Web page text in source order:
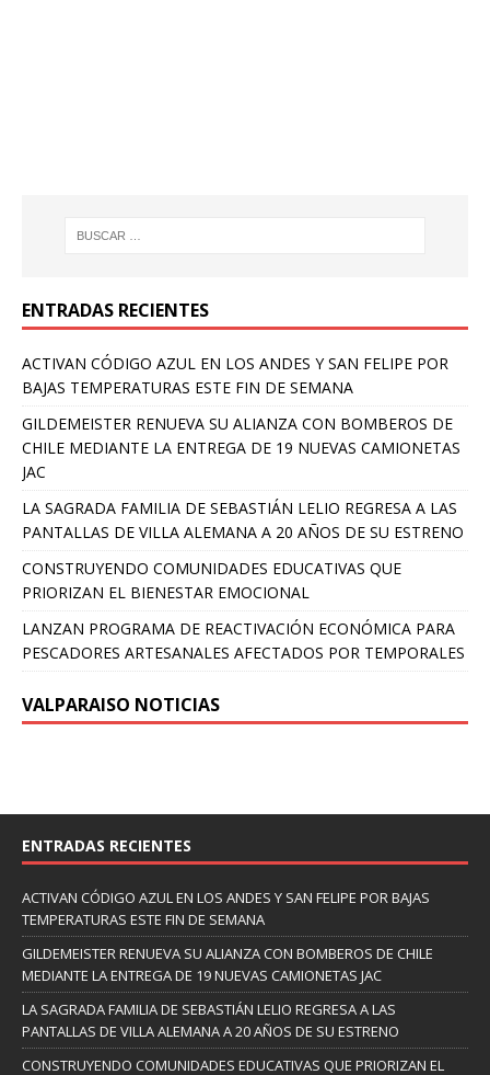
ENTRADAS RECIENTES
ACTIVAN CÓDIGO AZUL EN LOS ANDES Y SAN FELIPE POR
BAJAS TEMPERATURAS ESTE FIN DE SEMANA
GILDEMEISTER RENUEVA SU ALIANZA CON BOMBEROS DE
CHILE MEDIANTE LA ENTREGA DE 19 NUEVAS CAMIONETAS
JAC
LA SAGRADA FAMILIA DE SEBASTIÁN LELIO REGRESA A LAS
PANTALLAS DE VILLA ALEMANA A 20 AÑOS DE SU ESTRENO
CONSTRUYENDO COMUNIDADES EDUCATIVAS QUE
PRIORIZAN EL BIENESTAR EMOCIONAL
LANZAN PROGRAMA DE REACTIVACIÓN ECONÓMICA PARA
PESCADORES ARTESANALES AFECTADOS POR TEMPORALES
VALPARAISO NOTICIAS
ENTRADAS RECIENTES
ACTIVAN CÓDIGO AZUL EN LOS ANDES Y SAN FELIPE POR BAJAS
TEMPERATURAS ESTE FIN DE SEMANA
GILDEMEISTER RENUEVA SU ALIANZA CON BOMBEROS DE CHILE
MEDIANTE LA ENTREGA DE 19 NUEVAS CAMIONETAS JAC
LA SAGRADA FAMILIA DE SEBASTIÁN LELIO REGRESA A LAS
PANTALLAS DE VILLA ALEMANA A 20 AÑOS DE SU ESTRENO
CONSTRUYENDO COMUNIDADES EDUCATIVAS QUE PRIORIZAN EL